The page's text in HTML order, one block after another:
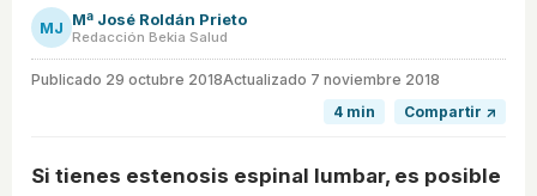
MJ Mª José Roldán Prieto
Redacción Bekia Salud
Publicado 29 octubre 2018Actualizado 7 noviembre 2018
4 min
Compartir ↗
Si tienes estenosis espinal lumbar, es posible